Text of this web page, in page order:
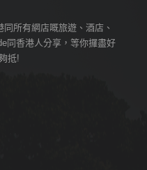
同所有網店嘅旅遊、酒店、
同香港人分享，等你攞盡好
抵!